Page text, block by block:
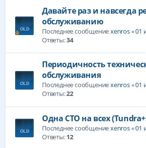
Давайте раз и навсегда
обслуживанию
Последнее сообщениеxenros«01
Ответы:34
Периодичность
обслуживания
Последнее сообщениеxenros«01
Ответы:22
Одна СТО на всех
Последнее сообщениеxenros«01
Ответы:12